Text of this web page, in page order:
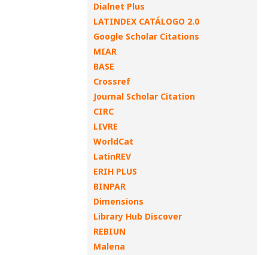
Dialnet Plus
LATINDEX CATÁLOGO 2.0
Google Scholar Citations
MIAR
BASE
Crossref
Journal Scholar Citation
CIRC
LIVRE
WorldCat
LatinREV
ERIH PLUS
BINPAR
Dimensions
Library Hub Discover
REBIUN
Malena